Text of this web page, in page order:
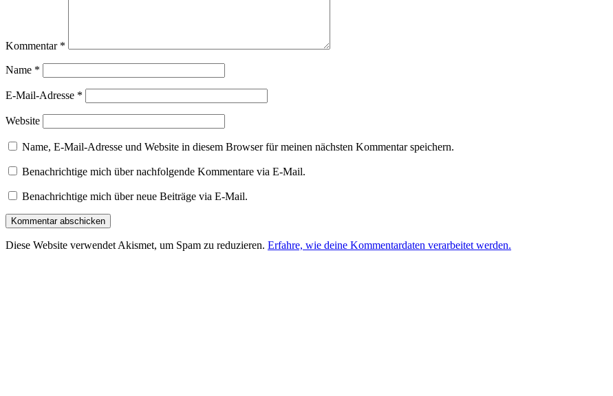
Kommentar *
Name *
E-Mail-Adresse *
Website
Name, E-Mail-Adresse und Website in diesem Browser für meinen nächsten Kommentar speichern.
Benachrichtige mich über nachfolgende Kommentare via E-Mail.
Benachrichtige mich über neue Beiträge via E-Mail.
Diese Website verwendet Akismet, um Spam zu reduzieren. Erfahre, wie deine Kommentardaten verarbeitet werden.